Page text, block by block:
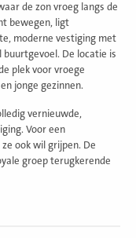
de zon vroeg langs de
bewegen, ligt
moderne vestiging met
De locatie is
plek voor vroege
jonge gezinnen.
vernieuwde,
Voor een
ook wil grijpen. De
groep terugkerende